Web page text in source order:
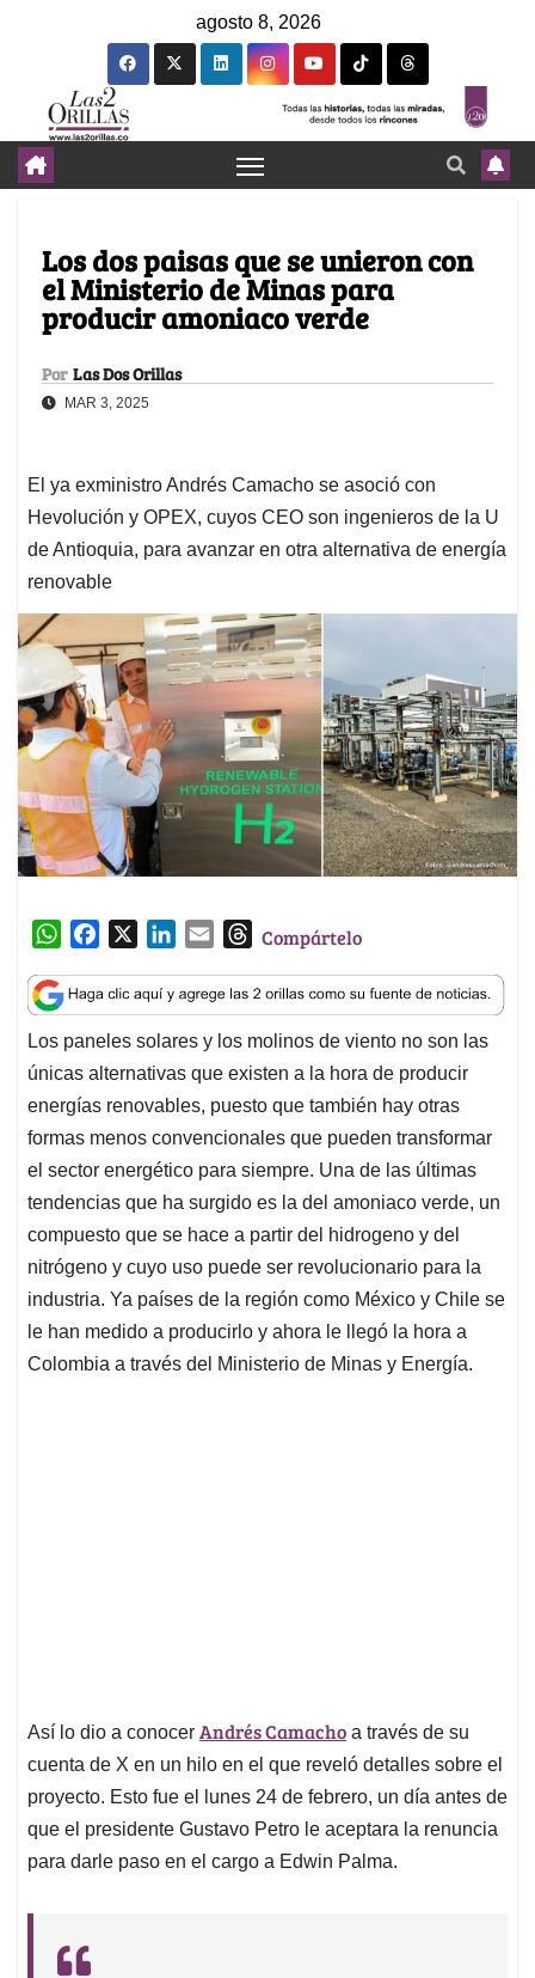
agosto 8, 2026
Los dos paisas que se unieron con
el Ministerio de Minas para
producir amoniaco verde
Por Las Dos Orillas
MAR 3, 2025
El ya exministro Andrés Camacho se asoció con
Hevolución y OPEX, cuyos CEO son ingenieros de la U
de Antioquia, para avanzar en otra alternativa de energía
renovable
W
a
t
s
A
p
p
c
e
b
o
o
k
n
k
e
d
I
n
a
i
l
T
r
e
a
d
s
Compártelo
Los paneles solares y los molinos de viento no son las
únicas alternativas que existen a la hora de producir
energías renovables, puesto que también hay otras
formas menos convencionales que pueden transformar
el sector energético para siempre. Una de las últimas
tendencias que ha surgido es la del amoniaco verde, un
compuesto que se hace a partir del hidrogeno y del
nitrógeno y cuyo uso puede ser revolucionario para la
industria. Ya países de la región como México y Chile se
le han medido a producirlo y ahora le llegó la hora a
Colombia a través del Ministerio de Minas y Energía.
Así lo dio a conocer Andrés Camacho a través de su
cuenta de X en un hilo en el que reveló detalles sobre el
proyecto. Esto fue el lunes 24 de febrero, un día antes de
que el presidente Gustavo Petro le aceptara la renuncia
para darle paso en el cargo a Edwin Palma.